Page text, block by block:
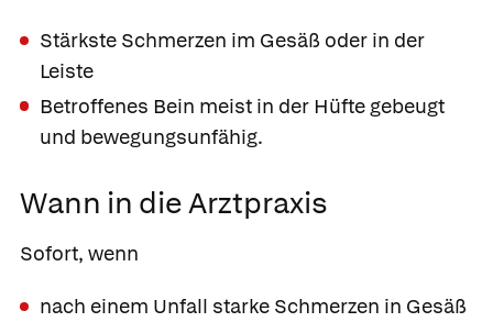
Stärkste Schmerzen im Gesäß oder in der
Leiste
Betroffenes Bein meist in der Hüfte gebeugt
und bewegungsunfähig.
Wann in die Arztpraxis
Sofort, wenn
nach einem Unfall starke Schmerzen in Gesäß